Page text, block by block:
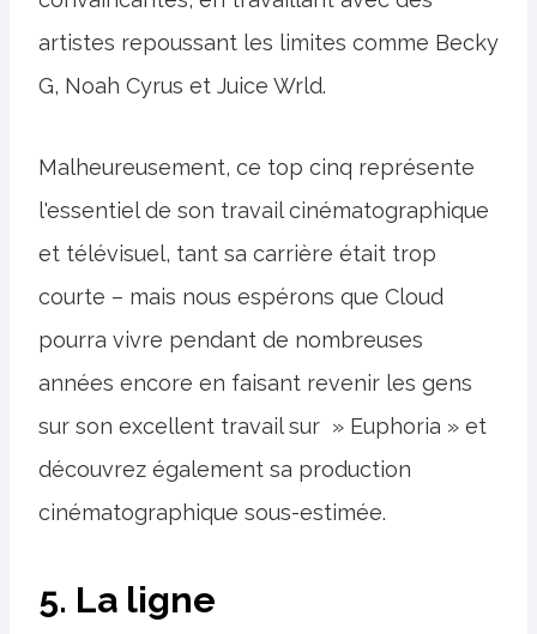
artistes repoussant les limites comme Becky
G, Noah Cyrus et Juice Wrld.
Malheureusement, ce top cinq représente
l'essentiel de son travail cinématographique
et télévisuel, tant sa carrière était trop
courte – mais nous espérons que Cloud
pourra vivre pendant de nombreuses
années encore en faisant revenir les gens
sur son excellent travail sur » Euphoria » et
découvrez également sa production
cinématographique sous-estimée.
5. La ligne